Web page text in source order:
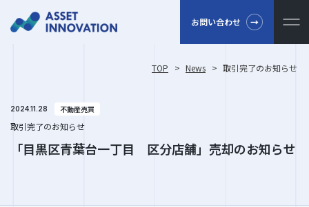
お問い合わせ
TOP > News > 取引完了のお知らせ
2024.11.28 不動産売買
取引完了のお知らせ
「目黒区青葉台一丁目 区分店舗」売却のお知らせ